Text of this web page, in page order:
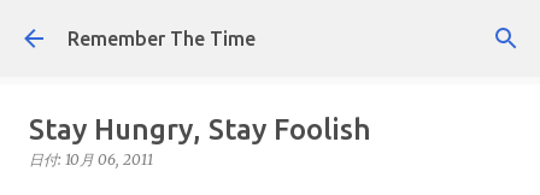
スキップしてメイン コンテンツに移動
Remember The Time
Stay Hungry, Stay Foolish
日付: 10月 06, 2011